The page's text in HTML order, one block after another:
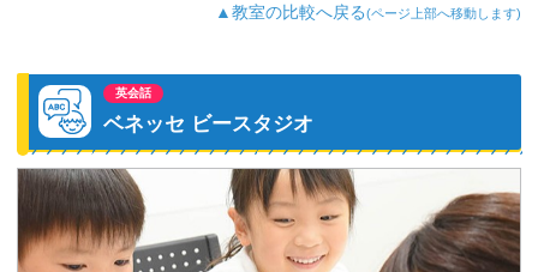
▲教室の比較へ戻る(ページ上部へ移動します)
英会話
ベネッセ ビースタジオ